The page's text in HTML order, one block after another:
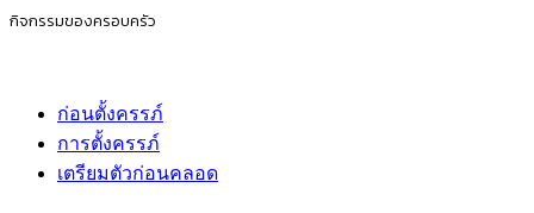
กิจกรรมของครอบครัว
ก่อนตั้งครรภ์
การตั้งครรภ์
เตรียมตัวก่อนคลอด